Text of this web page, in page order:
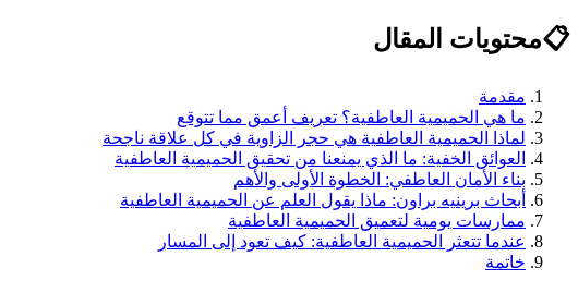
📋محتويات المقال
مقدمة
ما هي الحميمية العاطفية؟ تعريف أعمق مما تتوقع
لماذا الحميمية العاطفية هي حجر الزاوية في كل علاقة ناجحة
العوائق الخفية: ما الذي يمنعنا من تحقيق الحميمية العاطفية
بناء الأمان العاطفي: الخطوة الأولى والأهم
أبحاث برينيه براون: ماذا يقول العلم عن الحميمية العاطفية
ممارسات يومية لتعميق الحميمية العاطفية
عندما تتعثر الحميمية العاطفية: كيف تعود إلى المسار
خاتمة